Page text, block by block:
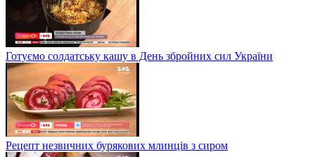
Готуємо солдатську кашу в День збройних сил України
Рецепт незвичних бурякових млинців з сиром